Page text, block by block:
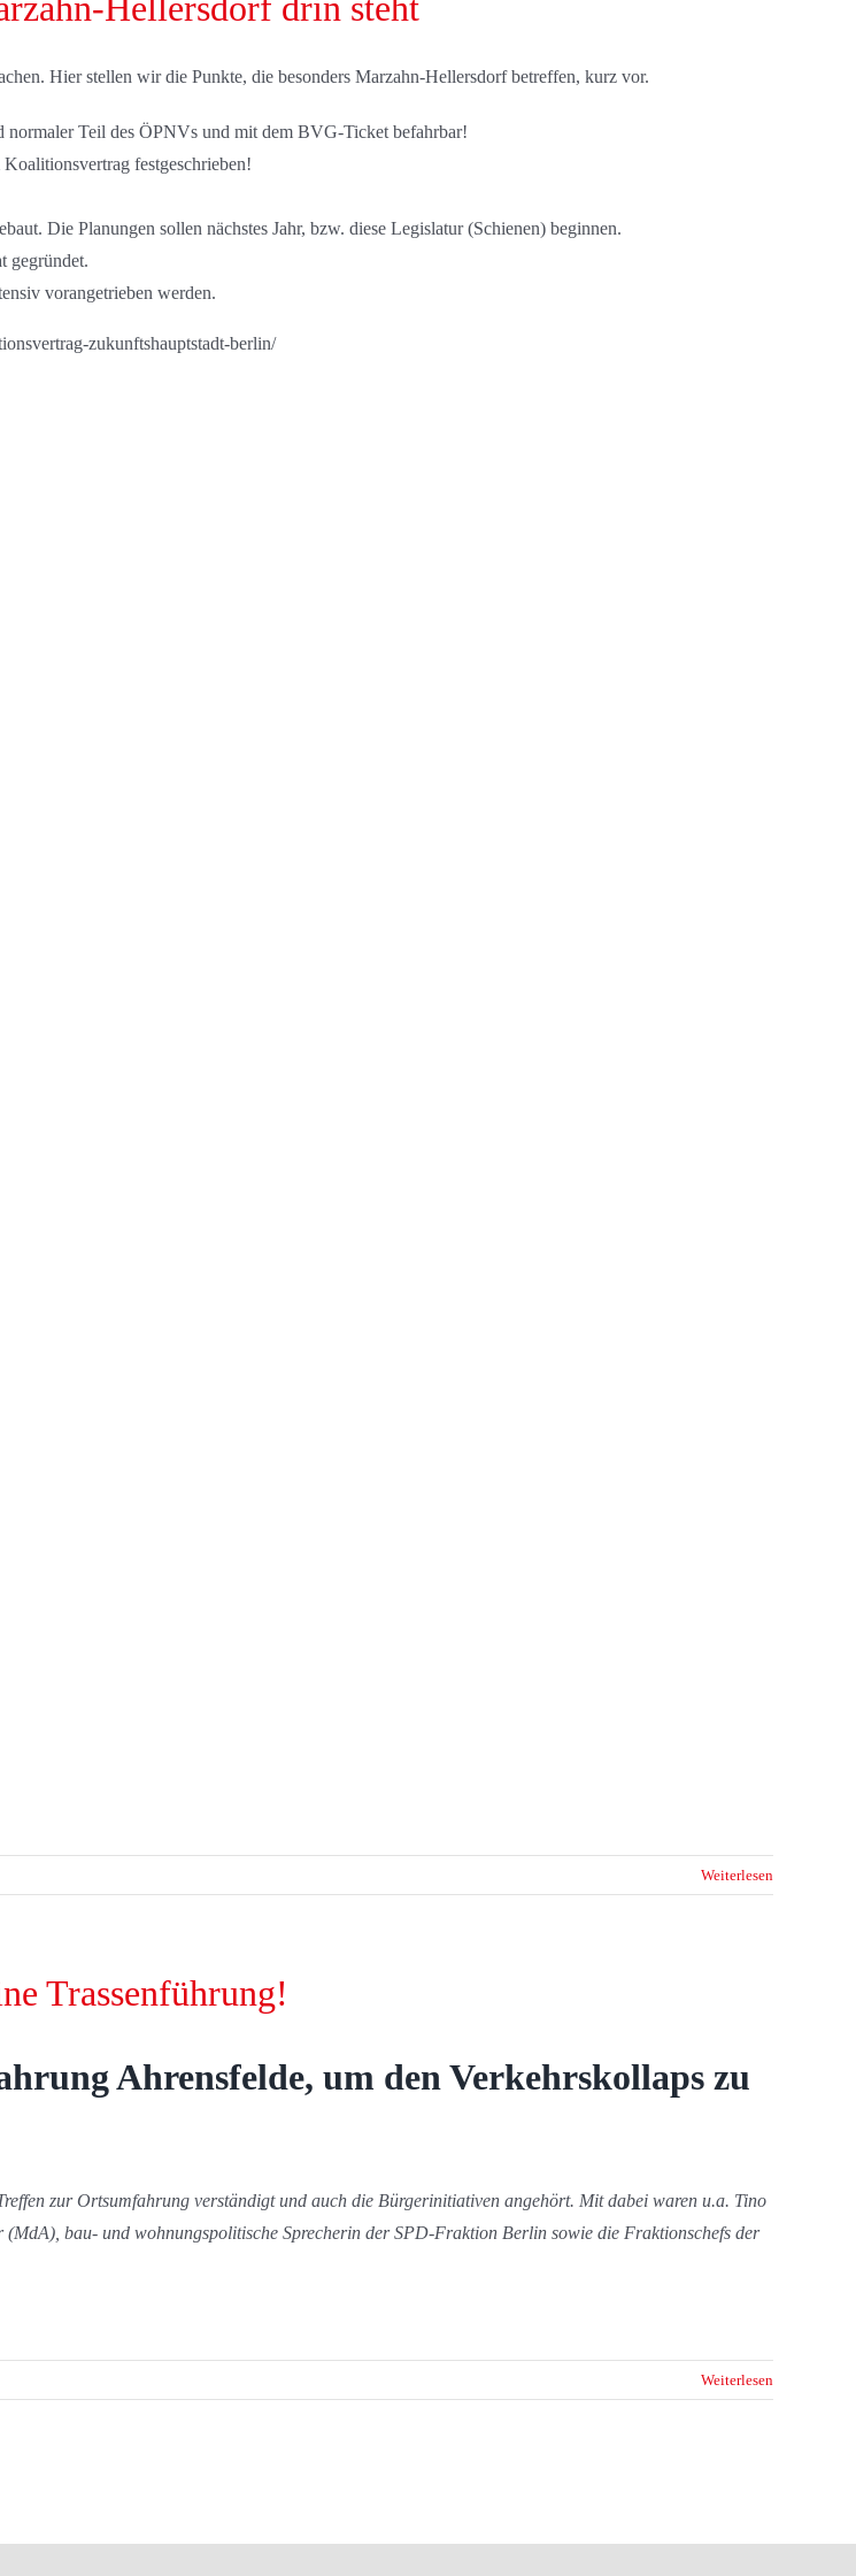
Hier stellen wir die Punkte, die besonders Marzahn-Hellersdorf betreffen, kurz vor.
normaler Teil des ÖPNVs und mit dem BVG-Ticket befahrbar!
festgeschrieben!
Die Planungen sollen nächstes Jahr, bzw. diese Legislatur (Schienen) beginnen.
gegründet.
vorangetrieben werden.
zukunftshauptstadt-berlin/
Weiterlesen
Trassenführung!
Ahrensfelde, um den Verkehrskollaps zu
zur Ortsumfahrung verständigt und auch die Bürgerinitiativen angehört. Mit dabei waren u.a. Tino
bau- und wohnungspolitische Sprecherin der SPD-Fraktion Berlin sowie die Fraktionschefs der
Weiterlesen